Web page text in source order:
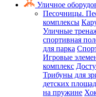
Уличное
Песочницы.
комплексы
Уличные
спортивная
для парка
Игровые
комплекс
Трибуны для
детских
на пружине